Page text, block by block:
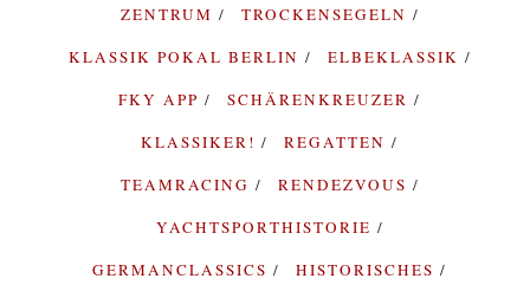
ZENTRUM
TROCKENSEGELN
KLASSIK POKAL BERLIN
ELBEKLASSIK
FKY APP
SCHÄRENKREUZER
KLASSIKER!
REGATTEN
TEAMRACING
RENDEZVOUS
YACHTSPORTHISTORIE
GERMANCLASSICS
HISTORISCHES